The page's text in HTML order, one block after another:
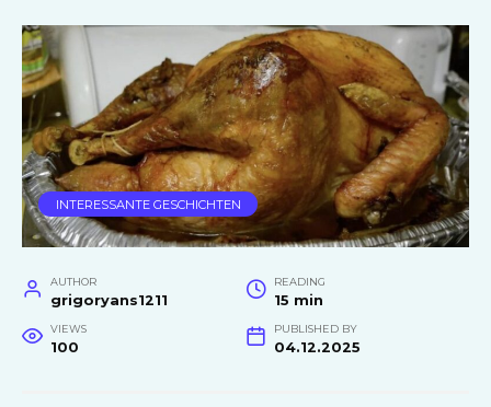
INTERESSANTE GESCHICHTEN
AUTHOR
grigoryans1211
READING
15 min
VIEWS
100
PUBLISHED BY
04.12.2025